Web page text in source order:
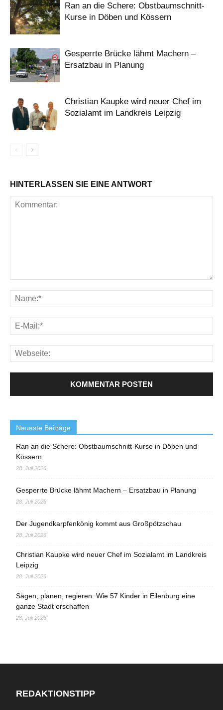
Ran an die Schere: Obstbaumschnitt-
Kurse in Döben und Kössern
Gesperrte Brücke lähmt Machern –
Ersatzbau in Planung
Christian Kaupke wird neuer Chef im
Sozialamt im Landkreis Leipzig
HINTERLASSEN SIE EINE ANTWORT
Neueste Beiträge
Ran an die Schere: Obstbaumschnitt-Kurse in Döben und
Kössern
28. Juli 2026
Gesperrte Brücke lähmt Machern – Ersatzbau in Planung
28. Juli 2026
Der Jugendkarpfenkönig kommt aus Großpötzschau
28. Juli 2026
Christian Kaupke wird neuer Chef im Sozialamt im Landkreis
Leipzig
28. Juli 2026
Sägen, planen, regieren: Wie 57 Kinder in Eilenburg eine
ganze Stadt erschaffen
28. Juli 2026
REDAKTIONSTIPP